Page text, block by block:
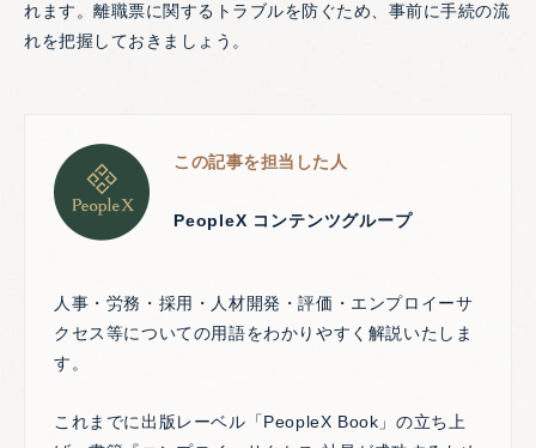
れます。離職票に関するトラブルを防ぐため、事前に手続の流
れを把握しておきましょう。
この記事を担当した人
PeopleX コンテンツグループ
人事・労務・採用・人材開発・評価・エンプロイーサ
クセス等についての用語をわかりやすく解説いたしま
す。
これまでに出版レーベル「PeopleX Book」の立ち上